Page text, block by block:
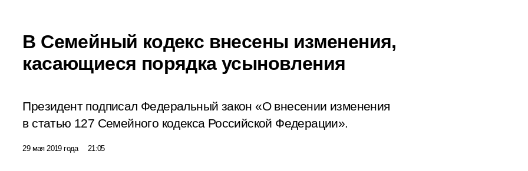
В Семейный кодекс внесены изменения,
касающиеся порядка усыновления
Президент подписал Федеральный закон «О внесении изменения
в статью 127 Семейного кодекса Российской Федерации».
29 мая 2019 года 21:05